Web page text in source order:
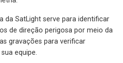
da SatLight serve para identificar
de direção perigosa por meio da
gravações para verificar
equipe.